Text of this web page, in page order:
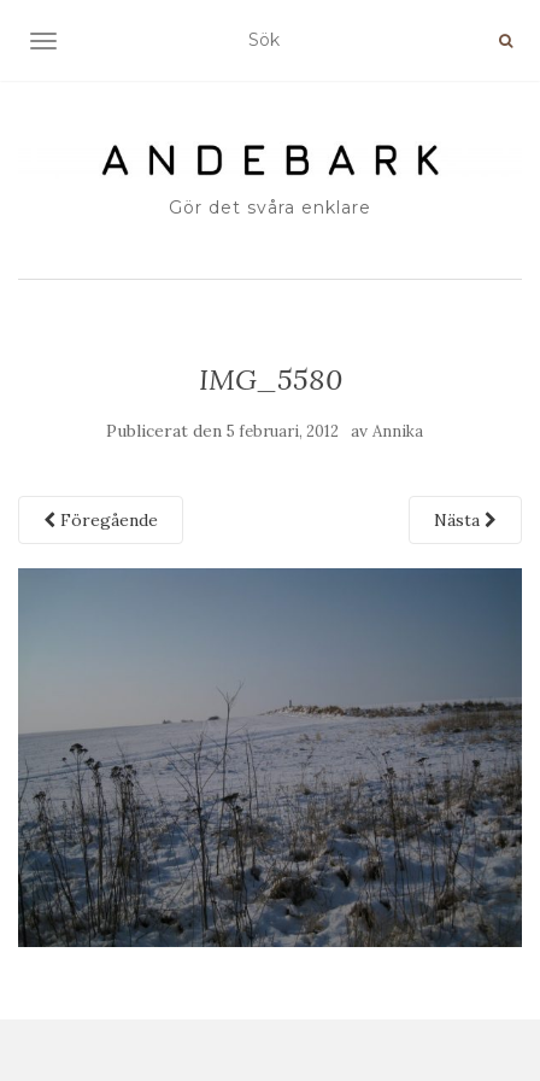
SLÅ PÅ/AV NAVIGERING
Gör det svåra enklare
IMG_5580
Publicerat den 5 februari, 2012 av Annika
Föregående Nästa